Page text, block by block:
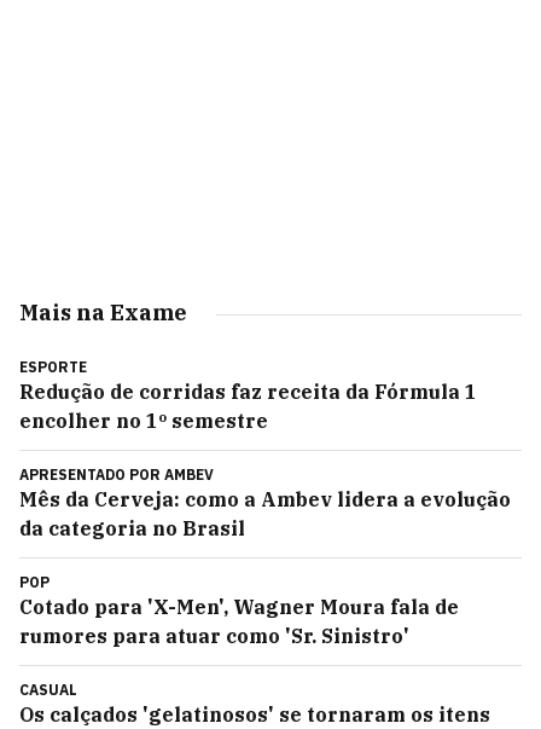
Mais na Exame
ESPORTE
Redução de corridas faz receita da Fórmula 1
encolher no 1º semestre
APRESENTADO POR AMBEV
Mês da Cerveja: como a Ambev lidera a evolução
da categoria no Brasil
POP
Cotado para 'X-Men', Wagner Moura fala de
rumores para atuar como 'Sr. Sinistro'
CASUAL
Os calçados 'gelatinosos' se tornaram os itens